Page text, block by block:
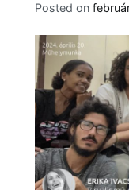
Posted on